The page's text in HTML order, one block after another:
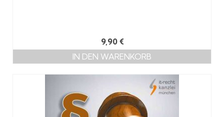
9,90 €
IN DEN WARENKORB